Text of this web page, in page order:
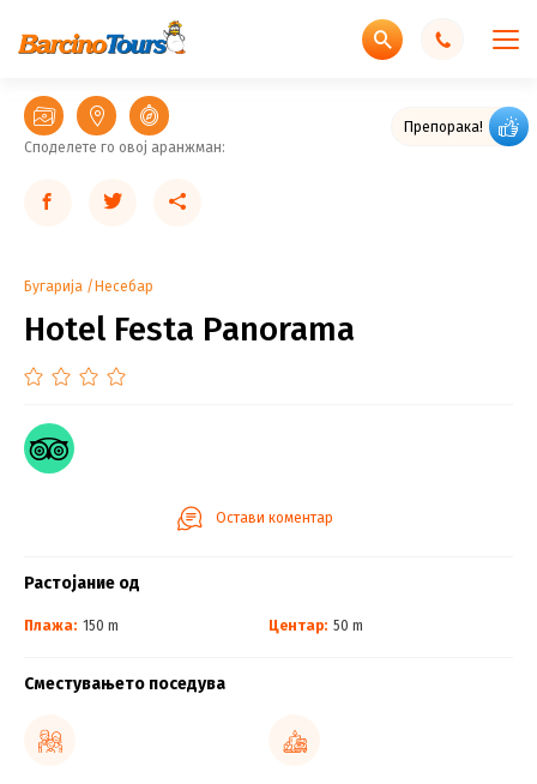
Препорака!
Споделете го овој аранжман:
Бугарија Несебар
Hotel Festa Panorama
Остави коментар
Растојание од
Плажа: 150 m Центар: 50 m
Сместувањето поседува